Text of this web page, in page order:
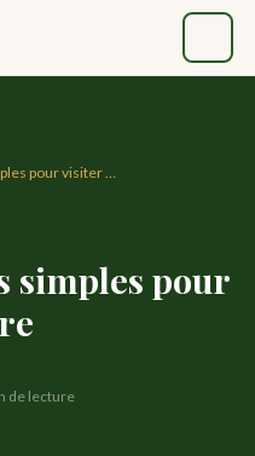
pour visiter …
simples pour
de lecture